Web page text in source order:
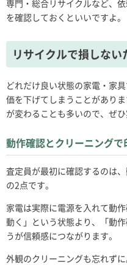
専門・総合リサイクルなど、
を確認しておくといいですよ。
リサイクルで損しな
どれだけ良い状態の家電・家
価を下げてしまうことがあり
が変わることも多いので、ぜ
動作確認とクリーニングで
査定員が最初に確認するのは
の2点です。
家電は実際に電源を入れて動
動く」という状態より、「動
うが信頼感につながります。
外観のクリーニングも忘れず